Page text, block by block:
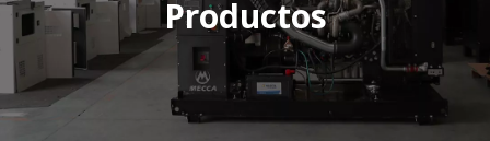
Casa / Lista de productos / Motor de marca
Motor
50kVA Generador diesel Kubota de larga duración